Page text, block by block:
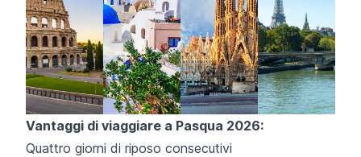
Vantaggi di viaggiare a Pasqua 2026:
Quattro giorni di riposo consecutivi